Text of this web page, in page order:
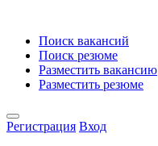
Поиск вакансий
Поиск резюме
Разместить вакансию
Разместить резюме
Регистрация Вход